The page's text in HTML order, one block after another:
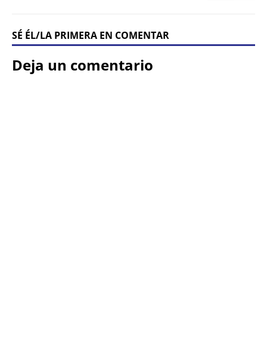
SÉ ÉL/LA PRIMERA EN COMENTAR
Deja un comentario